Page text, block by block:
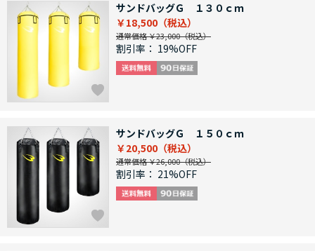
サンドバッグＧ １３０ｃｍ
￥18,500
通常価格 ￥23,000
割引率： 19%OFF
サンドバッグＧ １５０ｃｍ
￥20,500
通常価格 ￥26,000
割引率： 21%OFF